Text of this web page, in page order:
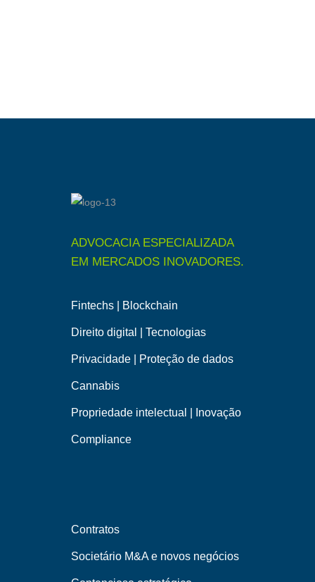
ADVOCACIA ESPECIALIZADA
EM MERCADOS INOVADORES.
Fintechs | Blockchain
Direito digital | Tecnologias
Privacidade | Proteção de dados
Cannabis
Propriedade intelectual | Inovação
Compliance
Contratos
Societário M&A e novos negócios